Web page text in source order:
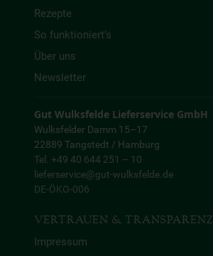
Rezepte
So funktioniert’s
Über uns
Newsletter
Gut Wulksfelde Lieferservice GmbH
Wulksfelder Damm 15–17
22889 Tangstedt / Hamburg
Tel. +49 40 644 251 – 10
lieferservice@gut-wulksfelde.de
DE-ÖKO-006
VERTRAUEN & TRANSPARENZ
Impressum